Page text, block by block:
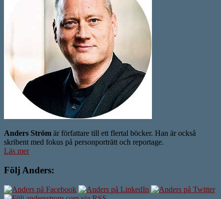
Anders Ström är författare till ett flertal böcker. Han är också
skribent med fokus på personporträtt och reportage.
Läs mer
Följ Anders: